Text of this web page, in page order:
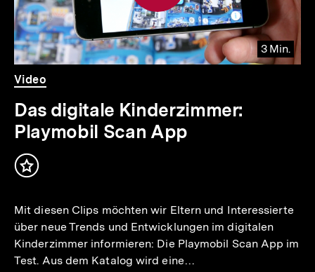
3 Min.
Video
Dauer
3
Min.
Video
Das digitale Kinderzimmer:
Playmobil Scan App
Inhalt
Mit diesen Clips möchten wir Eltern und Interessierte
über neue Trends und Entwicklungen im digitalen
Kinderzimmer informieren: Die Playmobil Scan App im
Test. Aus dem Katalog wird eine…